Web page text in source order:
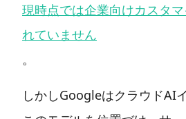
現時点では企業向けカスタ
れていません
。
しかしGoogleはクラウドAI